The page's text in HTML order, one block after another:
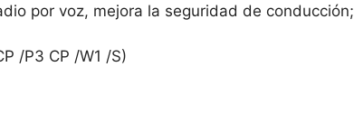
por voz, mejora la seguridad de conducción;
/P3 CP /W1 /S)